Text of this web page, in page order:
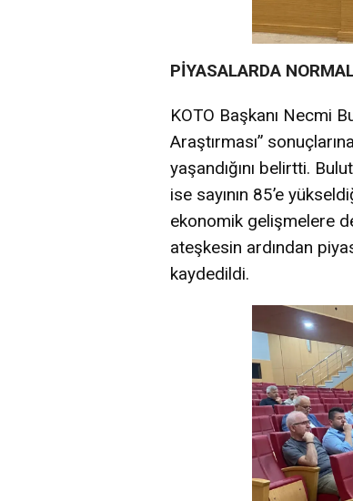
PİYASALARDA
KOTO Başkanı Necmi
Araştırması”
yaşandığını belirtti.
ise sayının 85’e
ekonomik gelişmelere
ateşkesin ardından
kaydedildi.